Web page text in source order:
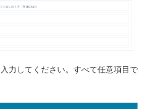
力してください。すべて任意項目で